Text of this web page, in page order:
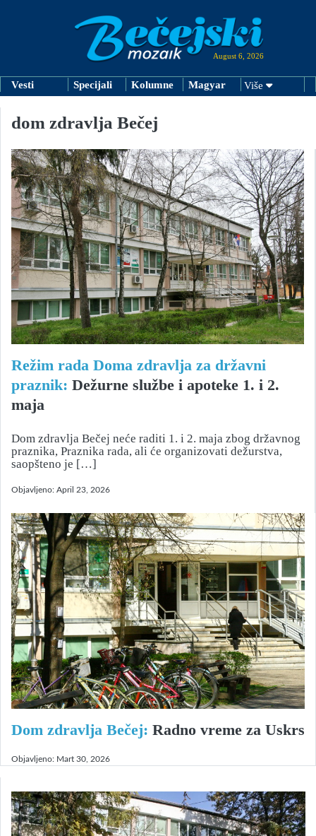
August 6, 2026
Vesti Specijali Kolumne Magyar Više
dom zdravlja Bečej
Režim rada Doma zdravlja za državni
praznik: Dežurne službe i apoteke 1. i 2.
maja
Dom zdravlja Bečej neće raditi 1. i 2. maja zbog državnog
praznika, Praznika rada, ali će organizovati dežurstva,
saopšteno je […]
Objavljeno: April 23, 2026
Dom zdravlja Bečej: Radno vreme za Uskrs
Objavljeno: Mart 30, 2026